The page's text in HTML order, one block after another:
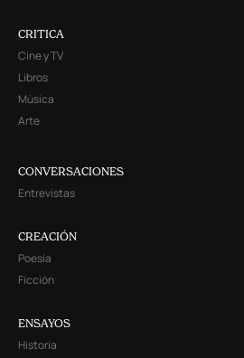
CRITICA
Cine y TV
Libros
Música
Arte
CONVERSACIONES
Entrevistas
CREACIÓN
Poesía
Ficción
ENSAYOS
Historia